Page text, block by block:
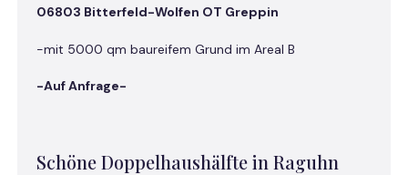
06803 Bitterfeld-Wolfen OT Greppin
-mit 5000 qm baureifem Grund im Areal B
-Auf Anfrage-
Schöne Doppelhaushälfte in Raguhn